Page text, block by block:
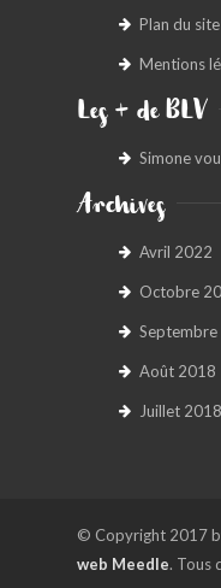
Plan du site
Mentions
Les + de BLV
Simone
Archives
Avril 2022
Octobre
Août 2018
Juillet 2018
© Copyright 2017
web Meedle. Tous